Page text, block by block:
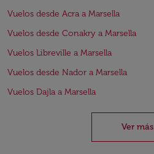
Vuelos desde Acra a Marsella
Vuelos desde Conakry a Marsella
Vuelos Libreville a Marsella
Vuelos desde Nador a Marsella
Vuelos Dajla a Marsella
Ver más